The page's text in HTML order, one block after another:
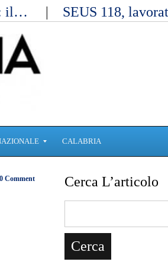
il… SEUS 118,
CALABRIA
Comment Cerca L’articolo